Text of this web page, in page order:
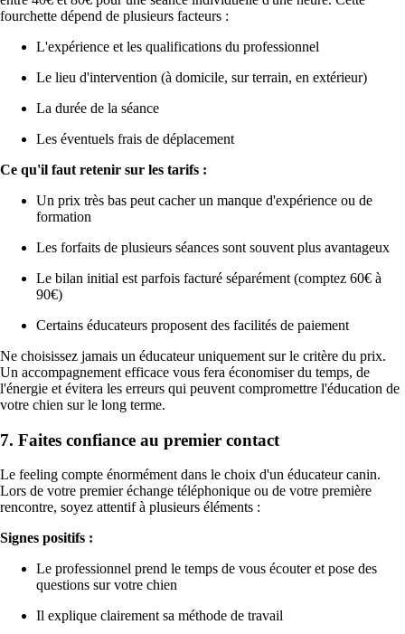
fourchette dépend de plusieurs facteurs :
L'expérience et les qualifications du professionnel
Le lieu d'intervention (à domicile, sur terrain, en extérieur)
La durée de la séance
Les éventuels frais de déplacement
Ce qu'il faut retenir sur les tarifs :
Un prix très bas peut cacher un manque d'expérience ou de
formation
Les forfaits de plusieurs séances sont souvent plus avantageux
Le bilan initial est parfois facturé séparément (comptez 60€ à
90€)
Certains éducateurs proposent des facilités de paiement
Ne choisissez jamais un éducateur uniquement sur le critère du prix.
Un accompagnement efficace vous fera économiser du temps, de
l'énergie et évitera les erreurs qui peuvent compromettre l'éducation de
votre chien sur le long terme.
7. Faites confiance au premier contact
Le feeling compte énormément dans le choix d'un éducateur canin.
Lors de votre premier échange téléphonique ou de votre première
rencontre, soyez attentif à plusieurs éléments :
Signes positifs :
Le professionnel prend le temps de vous écouter et pose des
questions sur votre chien
Il explique clairement sa méthode de travail